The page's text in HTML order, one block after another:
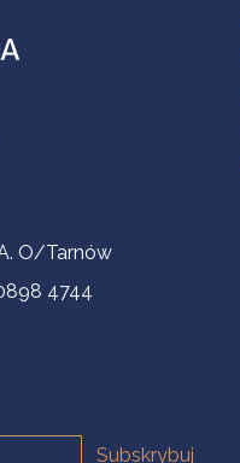
O/Tarnów
4744